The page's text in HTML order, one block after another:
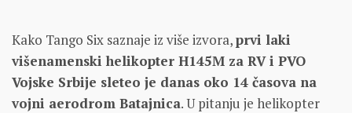
Kako Tango Six saznaje iz više izvora,prvi laki
višenamenski helikopter H145M za RV i PVO
Vojske Srbije sleteo je danas oko 14 časova na
vojni aerodrom Batajnica. U pitanju je helikopter